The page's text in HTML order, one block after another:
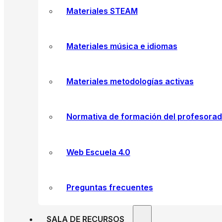
Materiales STEAM
Materiales música e idiomas
Materiales metodologías activas
Normativa de formación del
Web Escuela 4.0
Preguntas frecuentes
SALA DE RECURSOS